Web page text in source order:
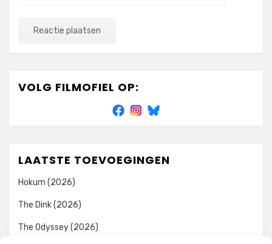
VOLG FILMOFIEL OP:
LAATSTE TOEVOEGINGEN
Hokum (2026)
The Dink (2026)
The Odyssey (2026)